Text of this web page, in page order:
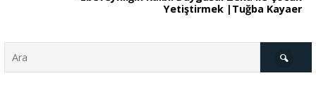
Yetiştirmek |Tuğba Kayaer